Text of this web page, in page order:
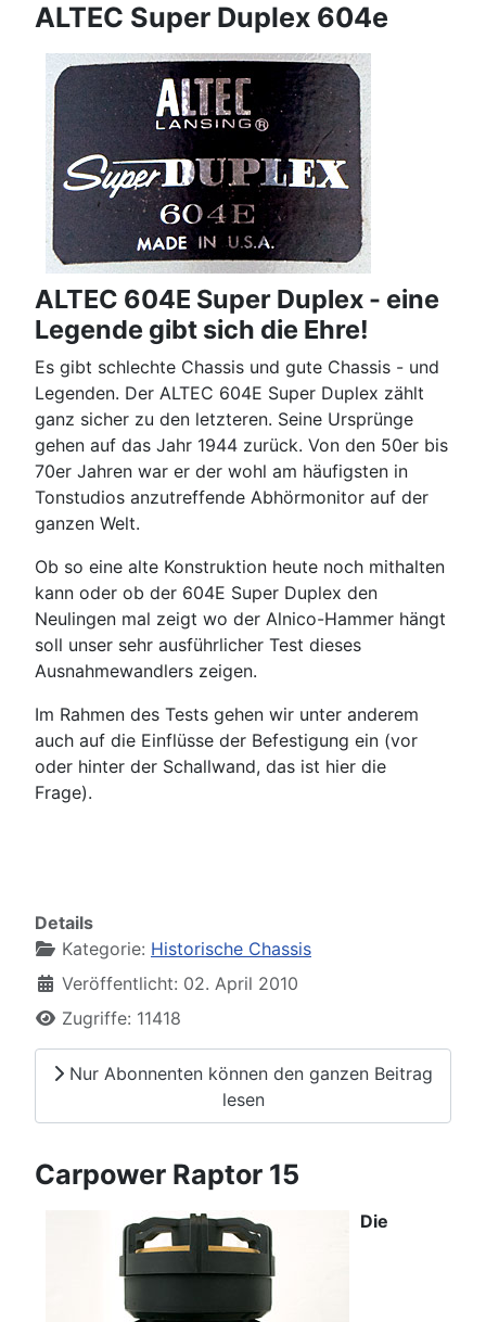
ALTEC Super Duplex 604e
ALTEC 604E Super Duplex - eine
Legende gibt sich die Ehre!
Es gibt schlechte Chassis und gute Chassis - und
Legenden. Der ALTEC 604E Super Duplex zählt
ganz sicher zu den letzteren. Seine Ursprünge
gehen auf das Jahr 1944 zurück. Von den 50er bis
70er Jahren war er der wohl am häufigsten in
Tonstudios anzutreffende Abhörmonitor auf der
ganzen Welt.
Ob so eine alte Konstruktion heute noch mithalten
kann oder ob der 604E Super Duplex den
Neulingen mal zeigt wo der Alnico-Hammer hängt
soll unser sehr ausführlicher Test dieses
Ausnahmewandlers zeigen.
Im Rahmen des Tests gehen wir unter anderem
auch auf die Einflüsse der Befestigung ein (vor
oder hinter der Schallwand, das ist hier die
Frage).
Details
Kategorie: Historische Chassis
Veröffentlicht: 02. April 2010
Zugriffe: 11418
Nur Abonnenten können den ganzen Beitrag
lesen
Carpower Raptor 15
Die